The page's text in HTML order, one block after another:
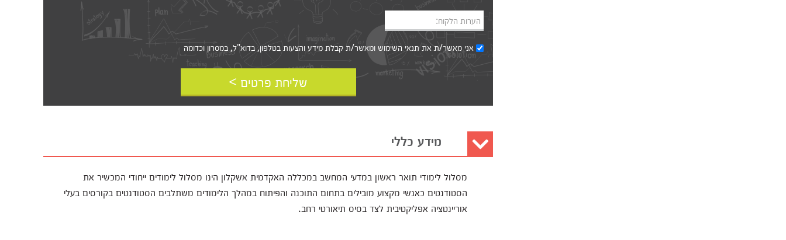
הערות הלקוח:
אני מאשר/ת את תנאי השימושומאשר/ת קבלת מידע והצעות בטלפון, בדוא"ל, במסרון וכדומה‎‎
שליחת פרטים >
מידע כללי
מסלול לימודי תואר ראשון במדעי המחשב במכללה האקדמית אשקלון הינו מסלול לימודים ייחודי המכשיר את
הסטודנטים כאנשי מקצוע מובילים בתחום התוכנה והפיתוח במהלך הלימודים משתלבים הסטודנטים בקורסים בעלי
אוריינטציה אפליקטיבית לצד בסיס תיאורטי רחב.